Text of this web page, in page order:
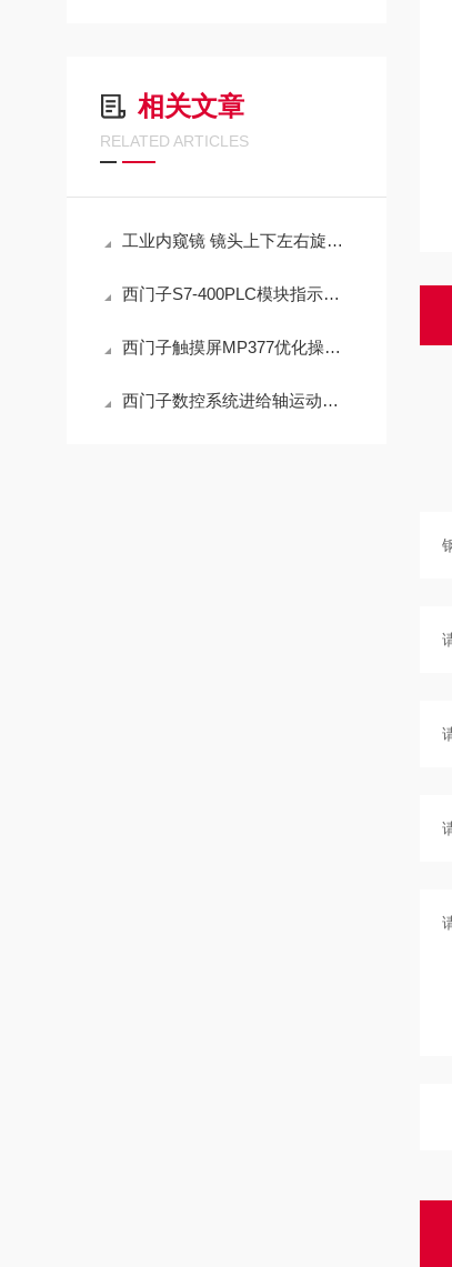
相关文章
RELATED ARTICLES
工业内窥镜 镜头上下左右旋转失灵故障修理解决
西门子S7-400PLC模块指示灯全部都闪不启动（包修好）
西门子触摸屏MP377优化操作，简化通信
西门子数控系统进给轴运动故障的维修方法